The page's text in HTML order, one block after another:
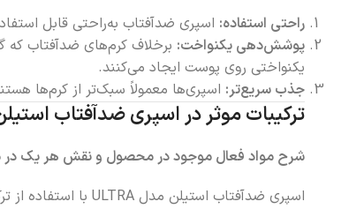
راحتی استفاده: اسپری ضدآفتاب به‌راحتی قابل
پوشش‌دهی یکنواخت: برخلاف کرم‌های ضدآفتاب
یکنواختی روی پوست ایجاد می‌کنند.
جذب سریع‌تر: اسپری‌ها معمولاً سبک‌تر از کرم‌ها
ترکیبات موثر در اسپری ضدآفتاب
شرح مواد فعال موجود در محصول و نقش هر یک در
اسپری ضدآفتاب استیلن مدل ULTRA با استفاده از ترکیبات پیشرفته و موثر، محافظت کامل در برابر اشعه‌های مضر آفتاب را فراهم می‌کند. برخی از ترکیبات کلیدی این محصول عبارت‌اند از: